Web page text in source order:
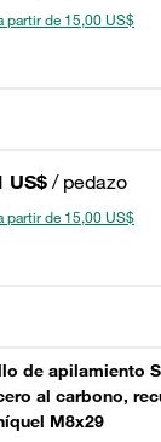
partir de 15,00 US$
US$ / pedazo
partir de 15,00 US$
de apilamiento
al carbono,
M8x29